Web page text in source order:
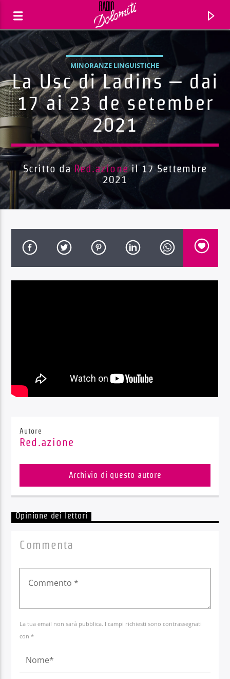
Traccia corrente
Titolo
MINORANZE LINGUISTICHE
La Usc di Ladins – dai
17 ai 23 de setember
2021
Scritto da Red.azioneil 17 Settembre
2021
Autore
Red.azione
Archivio di questo autore
Opinione dei lettori
Commenta
La tua email non sarà pubblica. I campi richiesti sono contrassegnati
con *